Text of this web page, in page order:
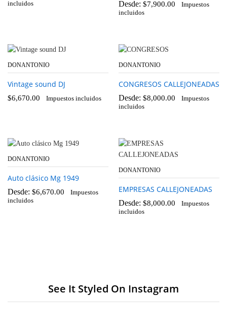
incluidos Desde: $7,900.00
Impuestos
incluidos
DONANTONIO
Vintage sound DJ
$6,670.00 Impuestos incluidos
DONANTONIO
CONGRESOS CALLEJONEADAS
Desde: $8,000.00
Impuestos
incluidos
DONANTONIO
Auto clásico Mg 1949
Desde: $6,670.00
Impuestos
incluidos
DONANTONIO
EMPRESAS CALLEJONEADAS
Desde: $8,000.00
Impuestos
incluidos
See It Styled On Instagram